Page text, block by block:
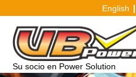
English
Su socio en Power Solution